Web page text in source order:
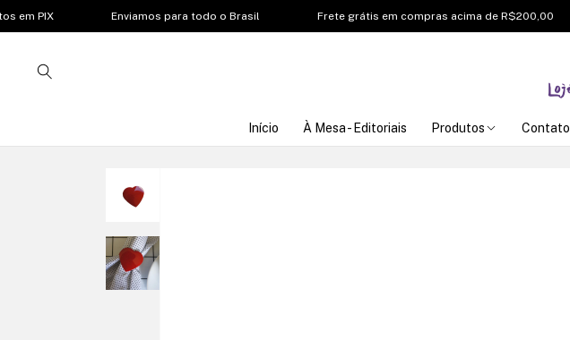
PIX Enviamos para todo o Brasil Frete grátis em compras acima de R$200,00
Início À Mesa - Editoriais Produtos Contato